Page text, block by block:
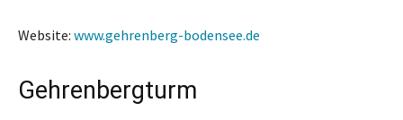
Website: www.gehrenberg-bodensee.de
Gehrenbergturm